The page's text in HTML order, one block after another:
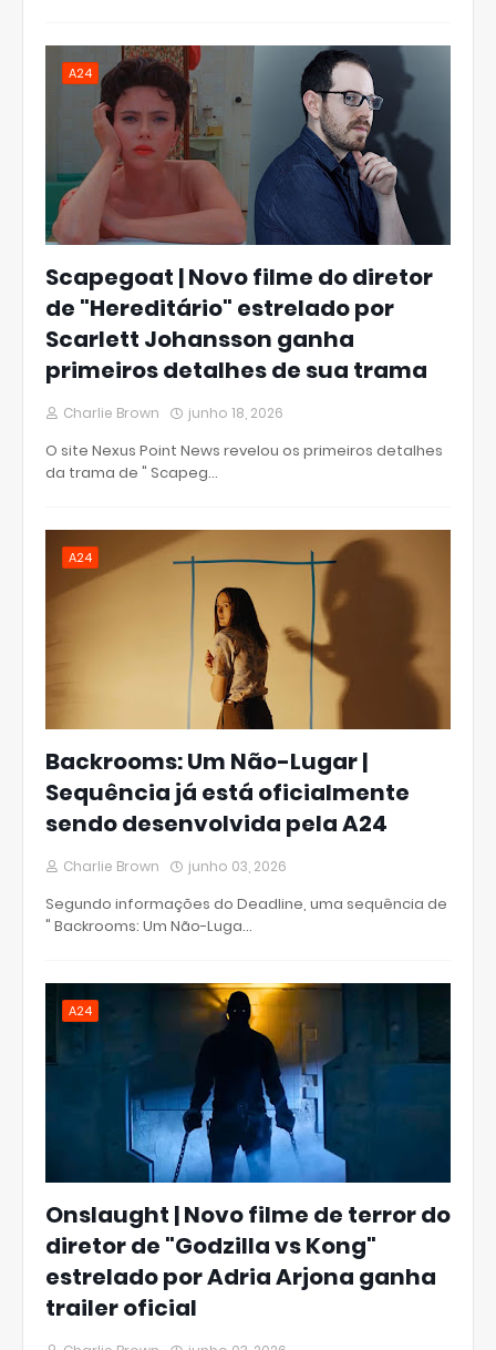
A24
Scapegoat | Novo filme do diretor
de "Hereditário" estrelado por
Scarlett Johansson ganha
primeiros detalhes de sua trama
Charlie Brown junho 18, 2026
O site Nexus Point News revelou os primeiros detalhes
da trama de " Scapeg…
A24
Backrooms: Um Não-Lugar |
Sequência já está oficialmente
sendo desenvolvida pela A24
Charlie Brown junho 03, 2026
Segundo informações do Deadline, uma sequência de
" Backrooms: Um Não-Luga…
A24
Onslaught | Novo filme de terror do
diretor de "Godzilla vs Kong"
estrelado por Adria Arjona ganha
trailer oficial